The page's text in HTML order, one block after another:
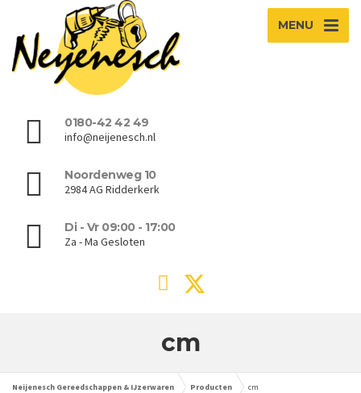
MENU
0180-42 42 49
info@neijenesch.nl
Noordenweg 10
2984 AG Ridderkerk
Di - Vr 09:00 - 17:00
Za - Ma Gesloten
cm
Neijenesch Gereedschappen & IJzerwaren Producten cm